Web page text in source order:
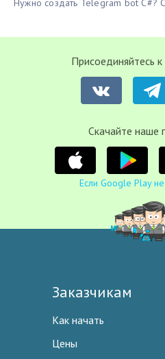
Нужно создать Telegram bot C#?
Присоединяйтесь
Cкачайте наше
Если Google Play
Заказчикам
Как начать
Цены